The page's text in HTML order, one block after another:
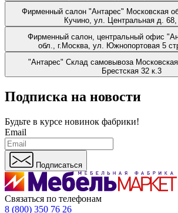
Фирменный салон "Антарес" Московская
Кучино, ул. Центральная д. 68,
Фирменный салон, центральный офис
обл., г.Москва, ул. Южнопортовая 5
"Антарес" Склад самовывоза
Брестская 32 к.3
Подписка на новости
Будьте в курсе новинок фабрики!
Email
Подписаться
Связаться по телефонам
8 (800) 350 76 26